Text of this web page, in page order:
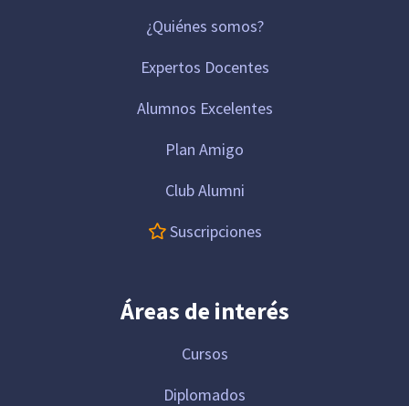
¿Quiénes somos?
Expertos Docentes
Alumnos Excelentes
Plan Amigo
Club Alumni
Suscripciones
Áreas de interés
Cursos
Diplomados